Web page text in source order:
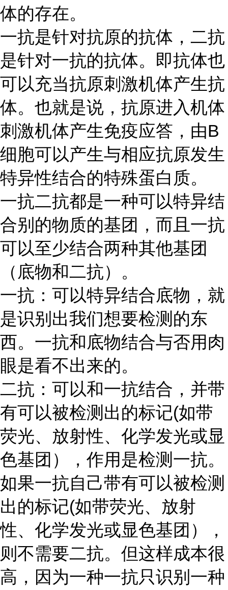
体的存在。
一抗是针对抗原的抗体，二抗
是针对一抗的抗体。即抗体也
可以充当抗原刺激机体产生抗
体。也就是说，抗原进入机体
刺激机体产生免疫应答，由B
细胞可以产生与相应抗原发生
特异性结合的特殊蛋白质。
一抗二抗都是一种可以特异结
合别的物质的基团，而且一抗
可以至少结合两种其他基团
（底物和二抗）。
一抗：可以特异结合底物，就
是识别出我们想要检测的东
西。一抗和底物结合与否用肉
眼是看不出来的。
二抗：可以和一抗结合，并带
有可以被检测出的标记(如带
荧光、放射性、化学发光或显
色基团），作用是检测一抗。
如果一抗自己带有可以被检测
出的标记(如带荧光、放射
性、化学发光或显色基团），
则不需要二抗。但这样成本很
高，因为一种一抗只识别一种